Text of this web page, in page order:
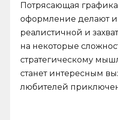
Потрясающая
оформление делают
реалистичной и
на некоторые
стратегическому
станет интересным
любителей